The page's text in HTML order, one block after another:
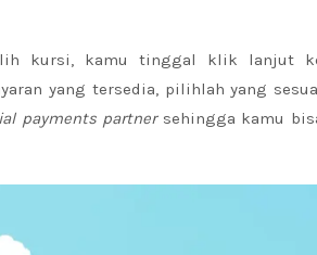
kursi, kamu tinggal klik lanjut
yang tersedia, pilihlah yang
payments partnersehingga kamu